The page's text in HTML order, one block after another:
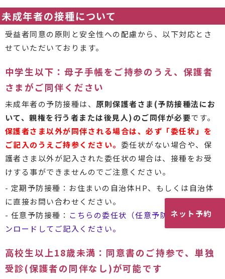
ネット予約
未成年者の接種について
受益者同意の原則と安全性への配慮から、以下対応とさ
せていただいております。
中学生以下：母子手帳をご持参のうえ、保護者
さまがご同伴ください
未成年者の予防接種は、 原則保護者さま(予防接種法にお
いて、親権を行う者または後見人)のご同伴が必要です。
保護者さま以外が同伴される場合は、必ず「委任状」を
ご記入のうえご持参ください。 委任状がない場合や、保
護者さま以外が記入された委任状の場合は、接種をお受
けする事ができませんのでご注意ください。
- 定期予防接種：お住まいの自治体HP、もしくは自治体
に直接お問い合わせください。
- 任意予防接種： こちらの委任状（任意予防接種）をダウ
ンロードしてご記入ください。
高校生以上18歳未満：同意書のご持参で、単独
受診(保護者の同伴なし)が可能です